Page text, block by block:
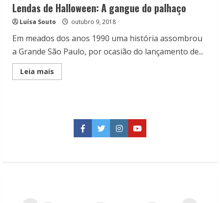
Lendas de Halloween: A gangue do palhaço
Luísa Souto outubro 9, 2018
Em meados dos anos 1990 uma história assombrou
a Grande São Paulo, por ocasião do lançamento de...
Leia mais
more
gangue
Facebook
TwitterInstagramYouTube